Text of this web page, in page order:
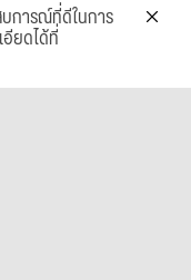
การณ์ที่ดีในการ
ยดได้ที่